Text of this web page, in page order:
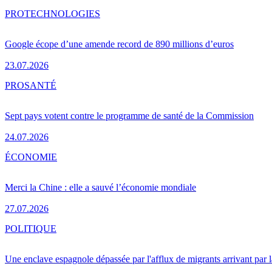
Google écope d’une amende record de 890 millions d’euros
23.07.2026
PROTECHNOLOGIES
Sept pays votent contre le programme de santé de la Commission
24.07.2026
PROSANTÉ
Merci la Chine : elle a sauvé l’économie mondiale
27.07.2026
ÉCONOMIE
Une enclave espagnole dépassée par l'afflux de migrants arrivant par
POLITIQUE